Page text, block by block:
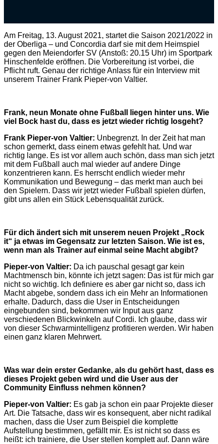
Am Freitag, 13. August 2021, startet die Saison 2021/2022 in
der Oberliga – und Concordia darf sie mit dem Heimspiel
gegen den Meiendorfer SV (Anstoß: 20.15 Uhr) im Sportpark
Hinschenfelde eröffnen. Die Vorbereitung ist vorbei, die
Pflicht ruft. Genau der richtige Anlass für ein Interview mit
unserem Trainer Frank Pieper-von Valtier.
Frank, neun Monate ohne Fußball liegen hinter uns. Wie
viel Bock hast du, dass es jetzt wieder richtig losgeht?
Frank Pieper-von Valtier: Unbegrenzt. In der Zeit hat man
schon gemerkt, dass einem etwas gefehlt hat. Und war
richtig lange. Es ist vor allem auch schön, dass man sich jetzt
mit dem Fußball auch mal wieder auf andere Dinge
konzentrieren kann. Es herrscht endlich wieder mehr
Kommunikation und Bewegung – das merkt man auch bei
den Spielern. Dass wir jetzt wieder Fußball spielen dürfen,
gibt uns allen ein Stück Lebensqualität zurück.
Für dich ändert sich mit unserem neuen Projekt „Rock
it“ ja etwas im Gegensatz zur letzten Saison. Wie ist es,
wenn man als Trainer auf einmal seine Macht abgibt?
Pieper-von Valtier: Da ich pauschal gesagt gar kein
Machtmensch bin, könnte ich jetzt sagen: Das ist für mich gar
nicht so wichtig. Ich definiere es aber gar nicht so, dass ich
Macht abgebe, sondern dass ich ein Mehr an Informationen
erhalte. Dadurch, dass die User in Entscheidungen
eingebunden sind, bekommen wir Input aus ganz
verschiedenen Blickwinkeln auf Cordi. Ich glaube, dass wir
von dieser Schwarmintelligenz profitieren werden. Wir haben
einen ganz klaren Mehrwert.
Was war dein erster Gedanke, als du gehört hast, dass es
dieses Projekt geben wird und die User aus der
Community Einfluss nehmen können?
Pieper-von Valtier: Es gab ja schon ein paar Projekte dieser
Art. Die Tatsache, dass wir es konsequent, aber nicht radikal
machen, dass die User zum Beispiel die komplette
Aufstellung bestimmen, gefällt mir. Es ist nicht so dass es
heißt: ich trainiere, die User stellen komplett auf. Dann wäre